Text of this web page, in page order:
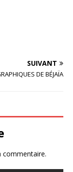
SUIVANT
DE BÉJAÏA